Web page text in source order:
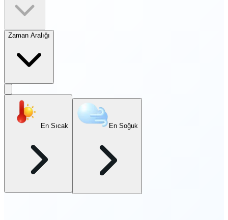
Zaman Aralığı
En Sıcak En Soğuk